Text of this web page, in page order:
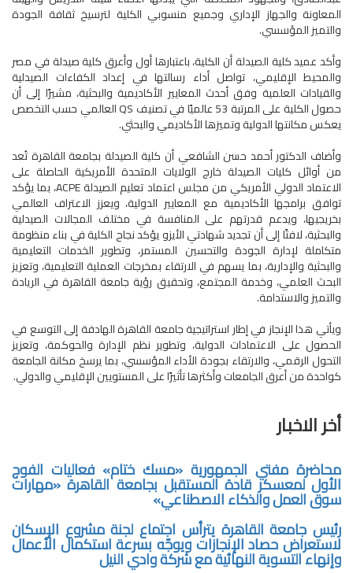
المعاونة والجهاز الإداري وجميع منسوبي الكلية لترسيخ ثقافة الجودة
والتميز المؤسسي.
وأكد عميد كلية الصيدلة أن الكلية، باعتبارها أول وأعرق كلية صيدلة في مصر
والمحيط الإقليمي، تواصل أداء رسالتها في إعداد الكفاءات الصيدلية
والقيادات العلمية وفق أحدث المعايير الأكاديمية والبحثية، مشيرًا إلى أن
حصول الكلية على المرتبة 53 عالميًا في تصنيف QS العالمي حسب التخصص
يعكس مكانتها الدولية وتميزها الأكاديمي والبحثي.
وأضاف الدكتور أحمد حسن الشافعي أن كلية الصيدلة بجامعة القاهرة تُعد
من أوائل كليات الصيدلة خارج الولايات المتحدة الأمريكية الحاصلة على
الاعتماد الدولي الأمريكي من مجلس اعتماد تعليم الصيدلة ACPE، بما يؤكد
توافق برامجها الأكاديمية مع المعايير الدولية، ويعزز الاعتراف العالمي
بخريجيها، ويدعم قدرتهم على المنافسة في مختلف المجالات الصيدلية
والبحثية، لافتًا إلى أن تجديد شهادتي الأيزو يؤكد نجاح الكلية في بناء منظومة
متكاملة لإدارة الجودة والتحسين المستمر، وتطوير الخدمات التعليمية
والبحثية والإدارية، بما يسهم في الارتقاء بمخرجات العملية التعليمية، وتعزيز
البحث العلمي، وخدمة المجتمع، وتحقيق رؤية جامعة القاهرة في الريادة
والتميز والاستدامة.
ويأتي هذا الإنجاز في إطار استراتيجية جامعة القاهرة الهادفة إلى التوسع في
الحصول على الاعتمادات الدولية، وتطوير نظم الإدارة والحوكمة، وتعزيز
التحول الرقمي، والارتقاء بجودة الأداء المؤسسي، بما يرسخ مكانة الجامعة
كواحدة من أعرق الجامعات وأكثرها تأثيرًا على المستويين الإقليمي والدولي.
أخر الاخبار
محاضرة مفتي الجمهورية «مسك ختام» فعاليات الفوج
الأول لمعسكر قادة المستقبل بجامعة القاهرة «مهارات
سوق العمل والذكاء الاصطناعي»
رئيس جامعة القاهرة يترأس اجتماع لجنة مشروع الإسكان
لاستعراض حصاد الإنجازات ويوجّه بسرعة استكمال الأعمال
وإنهاء التسوية النهائية مع شركة وادي النيل